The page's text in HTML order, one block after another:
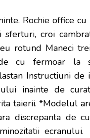
Rochie office
croi
rotund Maneci
cu fermoar la
Elastan
inainte de
taierii. *Modelul
discrepanta de